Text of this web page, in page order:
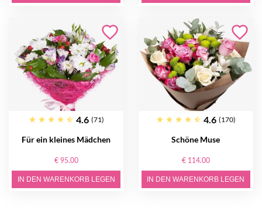
4.6 (71)
Für ein kleines Mädchen
€ 95.00
IN DEN WARENKORB LEGEN
4.6 (170)
Schöne Muse
€ 114.00
IN DEN WARENKORB LEGEN